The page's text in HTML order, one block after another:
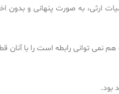
ارثی، به صورت پنهانی و بدون
هم نمی توانی رابطه است را با